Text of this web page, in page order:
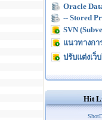
Oracle
-- Stored
SVN
แนวทางกา
ปรับแต่งเว็
Hit